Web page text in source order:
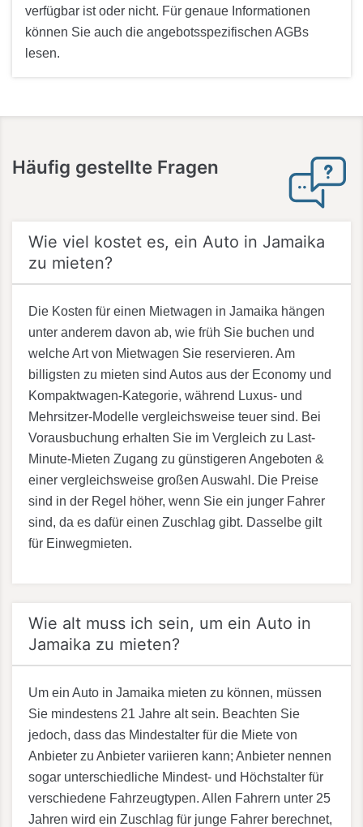
verfügbar ist oder nicht. Für genaue Informationen
können Sie auch die angebotsspezifischen AGBs
lesen.
Häufig gestellte Fragen
Wie viel kostet es, ein Auto in Jamaika
zu mieten?
Die Kosten für einen Mietwagen in Jamaika hängen
unter anderem davon ab, wie früh Sie buchen und
welche Art von Mietwagen Sie reservieren. Am
billigsten zu mieten sind Autos aus der Economy und
Kompaktwagen-Kategorie, während Luxus- und
Mehrsitzer-Modelle vergleichsweise teuer sind. Bei
Vorausbuchung erhalten Sie im Vergleich zu Last-
Minute-Mieten Zugang zu günstigeren Angeboten &
einer vergleichsweise großen Auswahl. Die Preise
sind in der Regel höher, wenn Sie ein junger Fahrer
sind, da es dafür einen Zuschlag gibt. Dasselbe gilt
für Einwegmieten.
Wie alt muss ich sein, um ein Auto in
Jamaika zu mieten?
Um ein Auto in Jamaika mieten zu können, müssen
Sie mindestens 21 Jahre alt sein. Beachten Sie
jedoch, dass das Mindestalter für die Miete von
Anbieter zu Anbieter variieren kann; Anbieter nennen
sogar unterschiedliche Mindest- und Höchstalter für
verschiedene Fahrzeugtypen. Allen Fahrern unter 25
Jahren wird ein Zuschlag für junge Fahrer berechnet,